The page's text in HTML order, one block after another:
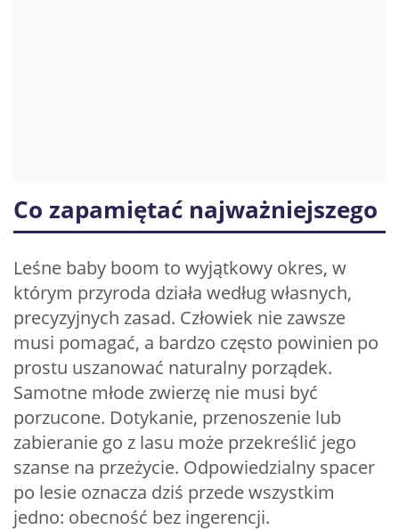
Co zapamiętać najważniejszego
Leśne baby boom to wyjątkowy okres, w
którym przyroda działa według własnych,
precyzyjnych zasad. Człowiek nie zawsze
musi pomagać, a bardzo często powinien po
prostu uszanować naturalny porządek.
Samotne młode zwierzę nie musi być
porzucone. Dotykanie, przenoszenie lub
zabieranie go z lasu może przekreślić jego
szanse na przeżycie. Odpowiedzialny spacer
po lesie oznacza dziś przede wszystkim
jedno: obecność bez ingerencji.